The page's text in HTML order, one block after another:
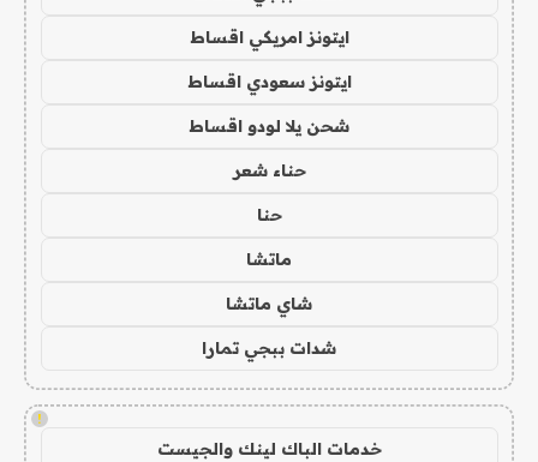
ايتونز امريكي اقساط
ايتونز سعودي اقساط
شحن يلا لودو اقساط
حناء شعر
حنا
ماتشا
شاي ماتشا
شدات ببجي تمارا
!
خدمات الباك لينك والجيست